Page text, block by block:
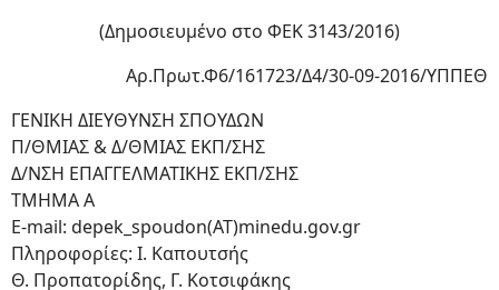
(Δημοσιευμένο στο ΦΕΚ 3143/2016)
Αρ.Πρωτ.Φ6/161723/Δ4/30-09-2016/ΥΠΠΕΘ
ΓΕΝΙΚΗ ΔΙΕΥΘΥΝΣΗ ΣΠΟΥΔΩΝ
Π/ΘΜΙΑΣ & Δ/ΘΜΙΑΣ ΕΚΠ/ΣΗΣ
Δ/ΝΣΗ ΕΠΑΓΓΕΛΜΑΤΙΚΗΣ ΕΚΠ/ΣΗΣ
ΤΜΗΜΑ Α
E-mail: depek_spoudon(ΑΤ)minedu.gov.gr
Πληροφορίες: Ι. Καπουτσής
Θ. Προπατορίδης, Γ. Κοτσιφάκης